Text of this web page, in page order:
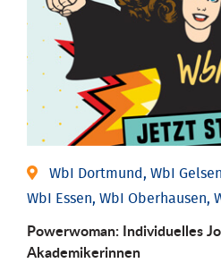
WbI Dortmund, WbI
WbI Essen, WbI Oberhausen,
Powerwoman: Individu­elles
Aka­demiker­innen